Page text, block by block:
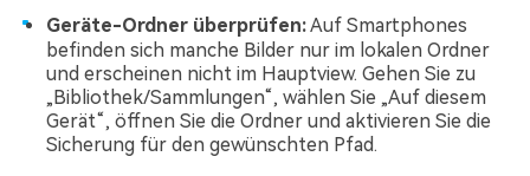
Geräte-Ordner überprüfen:Auf Smartphones
befinden sich manche Bilder nur im lokalen Ordner
und erscheinen nicht im Hauptview. Gehen Sie zu
„Bibliothek/Sammlungen“, wählen Sie „Auf diesem
Gerät“, öffnen Sie die Ordner und aktivieren Sie die
Sicherung für den gewünschten Pfad.